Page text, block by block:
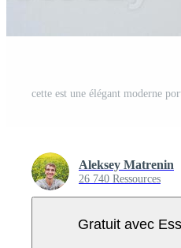
Aleksey Matrenin
26 740 Ressources
Gratuit avec